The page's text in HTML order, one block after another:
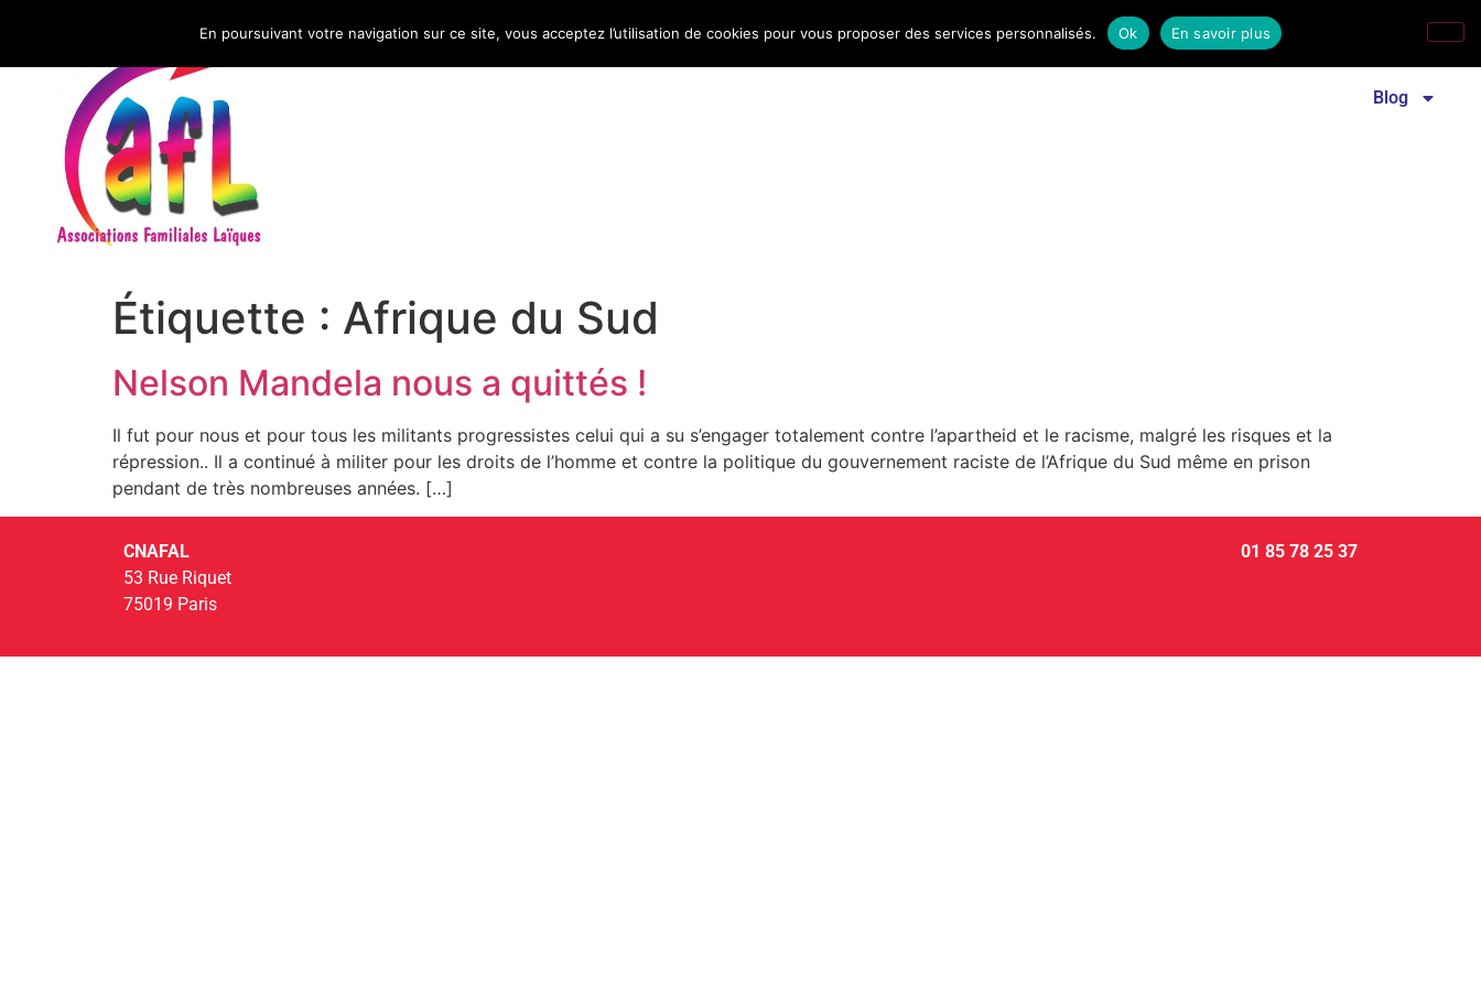
CNAFAL Bulletin d’information Infos conso Consomag Revue familles laïques Communiqué de presse
Blog
Étiquette : Afrique du Sud
Nelson Mandela nous a quittés !
Il fut pour nous et pour tous les militants progressistes celui qui a su s’engager totalement contre l’apartheid et le racisme, malgré les risques et la
répression.. Il a continué à militer pour les droits de l’homme et contre la politique du gouvernement raciste de l’Afrique du Sud même en prison
pendant de très nombreuses années. […]
CNAFAL
53 Rue Riquet
75019 Paris
01 85 78 25 37
En poursuivant votre navigation sur ce site, vous acceptez l’utilisation de cookies pour vous proposer des services personnalisés. Ok En savoir plus